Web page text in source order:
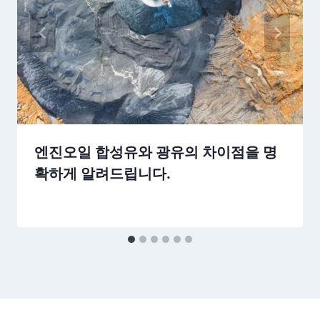
엔진오일 합성유와 광유의 차이점을 명
확하게 알려드립니다.